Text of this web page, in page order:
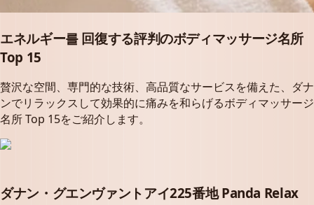
エネルギー를 回復する評判のボディマッサージ名所
Top 15
贅沢な空間、専門的な技術、高品質なサービスを備えた、ダナ
ンでリラックスして効果的に痛みを和らげるボディマッサージ
名所 Top 15をご紹介します。
ダナン・グエンヴァントアイ225番地 Panda Relax